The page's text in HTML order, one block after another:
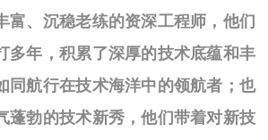
富、沉稳老练的资深工程师，他们
多年，积累了深厚的技术底蕴和丰
同航行在技术海洋中的领航者；也
蓬勃的技术新秀，他们带着对新技